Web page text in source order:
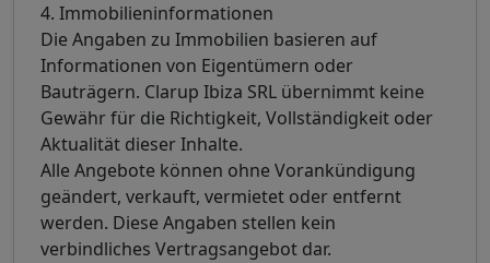
4. Immobilieninformationen
Die Angaben zu Immobilien basieren auf
Informationen von Eigentümern oder
Bauträgern. Clarup Ibiza SRL übernimmt keine
Gewähr für die Richtigkeit, Vollständigkeit oder
Aktualität dieser Inhalte.
Alle Angebote können ohne Vorankündigung
geändert, verkauft, vermietet oder entfernt
werden. Diese Angaben stellen kein
verbindliches Vertragsangebot dar.